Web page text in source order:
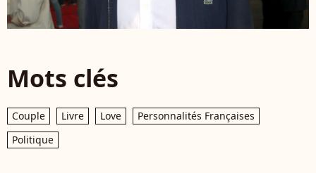
Mots clés
Couple Livre Love
Personnalités Françaises
Politique